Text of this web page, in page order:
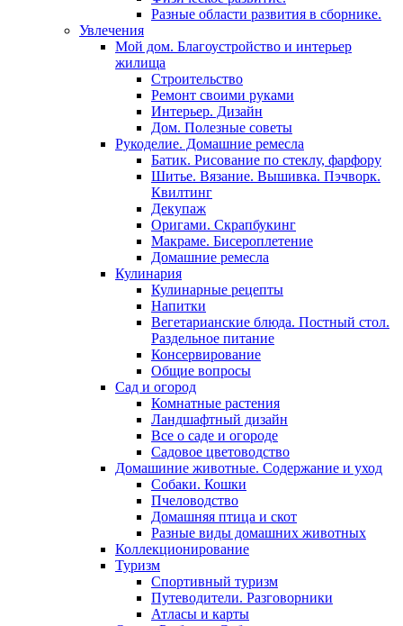
Разные области развития в сборнике.
Увлечения
Мой дом. Благоустройство и интерьер
жилища
Строительство
Ремонт своими руками
Интерьер. Дизайн
Дом. Полезные советы
Рукоделие. Домашние ремесла
Батик. Рисование по стеклу, фарфору
Шитье. Вязание. Вышивка. Пэчворк.
Квилтинг
Декупаж
Оригами. Скрапбукинг
Макраме. Бисероплетение
Домашние ремесла
Кулинария
Кулинарные рецепты
Напитки
Вегетарианские блюда. Постный стол.
Раздельное питание
Консервирование
Общие вопросы
Сад и огород
Комнатные растения
Ландшафтный дизайн
Все о саде и огороде
Садовое цветоводство
Домашиние животные. Содержание и уход
Собаки. Кошки
Пчеловодство
Домашняя птица и скот
Разные виды домашних животных
Коллекционирование
Туризм
Спортивный туризм
Путеводители. Разговорники
Атласы и карты